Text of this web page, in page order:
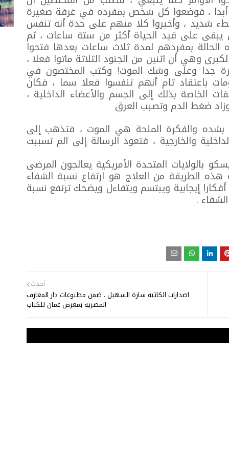
أبدا ، فوضعوا كل شخص بمفرده في غرفة صغيرة
شديد ، وأخبروا كلا منهم على حدة أنه تنفس
يبقى على قيد الحياة أكثر من ستة ساعات ، ثم
بمفردهم لمدة ثلاث ساعات بعدها فتحوا
وهي أن اثنين من الجنود الثلاثة ماتوا فعلا ،
جدا وعلى وشك الموت! وكتب المختصون في
باعتقاد تام أنهم تنفسوا فعلا سما ، فكان
الخاصة بذلك إلى الجسم والأعضاء الداخلية ،
ضغط الدم وتصبب العرق
والفكرة الملحة هي الموت ، فتذهب إلى
والخارجية ، فتعود الرسالة إلى الم تسببت
المتحدة الأمريكية يعالجون المرضى
هذه الطريقة من العلاج هو ارتفاع نسبة الشفاء
المريض أفكارا إيجابية ويبتسم ويتفاءل ويضحك ترتفع نسبة
.
أحدث
اصدارات الكاتبة سارة السهيل . ضمن مطبوعات دار المعارف
المصرية بمعرض عمان للكتاب